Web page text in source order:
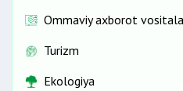
Ommaviy axborot
Turizm
Ekologiya